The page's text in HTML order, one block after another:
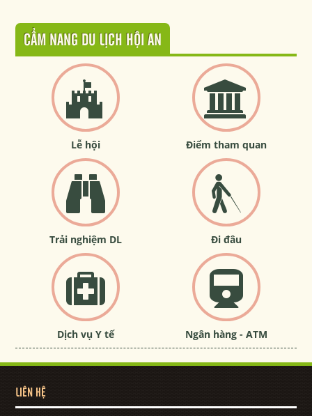
CẨM NANG DU LỊCH HỘI AN
Lễ hội Điểm tham quan
Trải nghiệm DL Đi đâu
Dịch vụ Y tế Ngân hàng - ATM
LIÊN HỆ